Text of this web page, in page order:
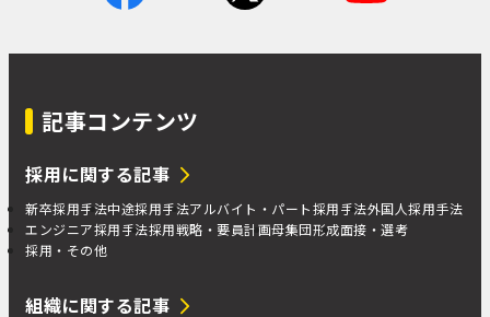
記事コンテンツ
採用に関する記事
新卒採用手法中途採用手法アルバイト・パート採用手法外国人採用手法
エンジニア採用手法採用戦略・要員計画母集団形成面接・選考
採用・その他
組織に関する記事